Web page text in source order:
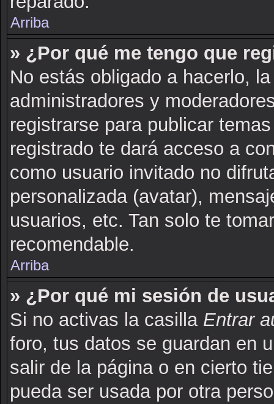
Arriba
» ¿Por qué me tengo que
No estás obligado a hacerlo,
administradores y
registrarse para publicar
registrado te dará acceso a
como usuario invitado no
personalizada (avatar),
usuarios, etc. Tan solo te
recomendable.
Arriba
» ¿Por qué mi sesión de
Si no activas la casilla Entrar
foro, tus datos se guardan en
salir de la página o en cierto
pueda ser usada por otra